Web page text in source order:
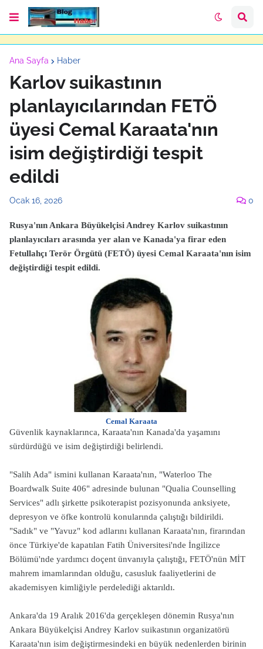
Ana Sayfa Haber
Karlov suikastının
planlayıcılarından FETÖ
üyesi Cemal Karaata'nın
isim değiştirdiği tespit
edildi
Ocak 16, 2026 0
Rusya'nın Ankara Büyükelçisi Andrey Karlov suikastının
planlayıcıları arasında yer alan ve Kanada'ya firar eden
Fetullahçı Terör Örgütü (FETÖ) üyesi Cemal Karaata'nın isim
değiştirdiği tespit edildi.
Cemal Karaata
Güvenlik kaynaklarınca, Karaata'nın Kanada'da yaşamını
sürdürdüğü ve isim değiştirdiği belirlendi.
"Salih Ada" ismini kullanan Karaata'nın, "Waterloo The
Boardwalk Suite 406" adresinde bulunan "Qualia Counselling
Services" adlı şirkette psikoterapist pozisyonunda anksiyete,
depresyon ve öfke kontrolü konularında çalıştığı bildirildi.
"Sadık" ve "Yavuz" kod adlarını kullanan Karaata'nın, firarından
önce Türkiye'de kapatılan Fatih Üniversitesi'nde İngilizce
Bölümü'nde yardımcı doçent ünvanıyla çalıştığı, FETÖ'nün MİT
mahrem imamlarından olduğu, casusluk faaliyetlerini de
akademisyen kimliğiyle perdelediği aktarıldı.
Ankara'da 19 Aralık 2016'da gerçekleşen dönemin Rusya'nın
Ankara Büyükelçisi Andrey Karlov suikastının organizatörü
Karaata'nın isim değiştirmesindeki en büyük nedenlerden birinin